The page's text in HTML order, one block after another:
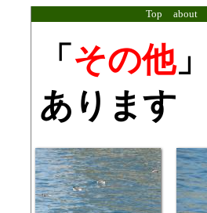
Top about
「 その他
あります